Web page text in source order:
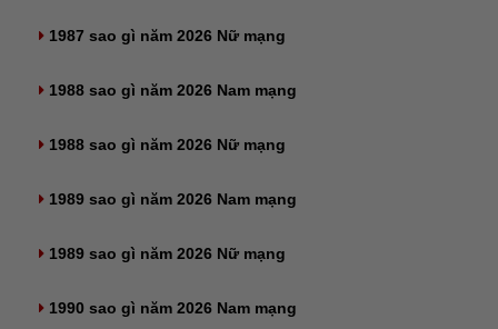
1987 sao gì năm 2026 Nữ mạng
1988 sao gì năm 2026 Nam mạng
1988 sao gì năm 2026 Nữ mạng
1989 sao gì năm 2026 Nam mạng
1989 sao gì năm 2026 Nữ mạng
1990 sao gì năm 2026 Nam mạng